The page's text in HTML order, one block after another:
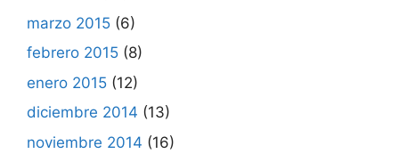
marzo 2015 (6)
febrero 2015 (8)
enero 2015 (12)
diciembre 2014 (13)
noviembre 2014 (16)